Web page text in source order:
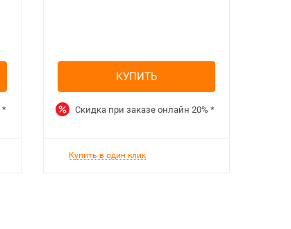
*
КУПИТЬ
Скидка при заказе онлайн 20% *
Купить в один клик